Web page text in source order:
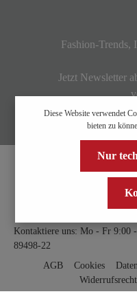
Fashion-Trends,
Jetzt Newsletter
Kontaktiere uns: Mo - Fr 9:00
89498-22
AGB
Cookies
Widerrufsrecht
Diese Website verwendet
bieten zu
Nur